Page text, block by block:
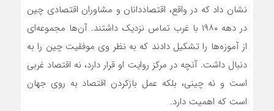
نشان داد که در واقع، اقتصاددانان و مشاوران اقتصادی چین
در دهه ۱۹۸۰ با غرب تماس نزدیک داشتند. آن‌ها مجموعه‌ای
از آموزه‌ها را تشکیل دادند که به نظر وی موفقیت چین را به
دنبال داشت. آنچه در مرکز روایت او قرار دارد، نه اقتصاد غربی
است و نه چینی، بلکه عمل بازکردن اقتصاد به روی جهان
است که اهمیت دارد.